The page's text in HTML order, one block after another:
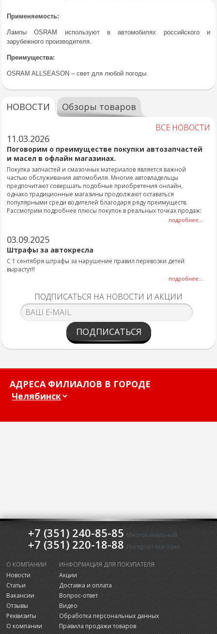
Применяемость:
Лампы OSRAM используют в автомобилях российского и
зарубежного производителя.
Преимущества:
OSRAM ALLSEASON – свет для любой погоды.
НОВОСТИ Обзоры товаров
ВСЕ НОВОСТИ
11.03.2026
Поговорим о преимуществе покупки автозапчастей
и масел в офлайн магазинах.
Покупка запчастей и смазочных материалов является важной
частью обслуживания автомобиля. Многие автовладельцы
предпочитают совершать подобные приобретения онлайн,
однако традиционные магазины продолжают оставаться
популярными среди водителей благодаря ряду преимуществ.
Рассмотрим подробнее плюсы покупок в реальных точках продаж:
подробнее...
03.09.2025
Штрафы за автокресла
С 1 сентября штрафы за нарушение правил перевозки детей
вырастут!!
подробнее...
ПОДПИСАТЬСЯ НА НОВОСТИ И АКЦИИ
ПОДПИСАТЬСЯ
АДРЕСА ФИЛИАЛОВ В ГОРОДЕ
+7 (351) 240-85-85 Многоканальный
+7 (351) 220-18-88 Интернет-магазин
О КОМПАНИИ
Новости
Статьи
Вакансии
Отзывы
Реквизиты
О компании
ИНФОРМАЦИЯ ДЛЯ ПОКУПАТЕЛЯ
Акции
Доставка и оплата
Вопрос-ответ
Видео
Обработка персональных данных
Правила продажи товаров